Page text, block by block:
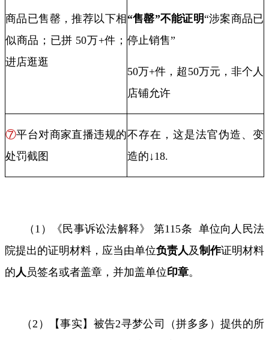
商品已售罄，推荐以下相
似商品；已拼 50万+件；
进店逛逛
“售罄”不能证明“涉案商品已
停止销售”
50万+件，超 50万元，非个人
店铺允许
⑦平台对商家直播违规的
处罚截图
不存在，这是法官伪造、变
造的↓18.
（ 1 ）《民事诉讼法解释》 第115条 单位向人民法
院提出的证明材料，应当由单位负责人 及制作证明材料
的 人 员签名或者盖章，并加盖单位印章。
（ 2 ） 【事实】被告2寻梦公司（拼多多）提供的所